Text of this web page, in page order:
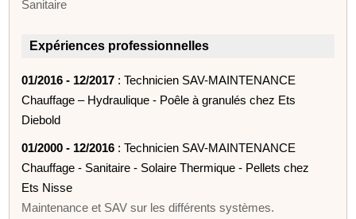
Sanitaire
Expériences professionnelles
01/2016 - 12/2017 : Technicien SAV-MAINTENANCE
Chauffage – Hydraulique - Poêle à granulés chez Ets
Diebold
01/2000 - 12/2016 : Technicien SAV-MAINTENANCE
Chauffage - Sanitaire - Solaire Thermique - Pellets chez
Ets Nisse
Maintenance et SAV sur les différents systèmes.